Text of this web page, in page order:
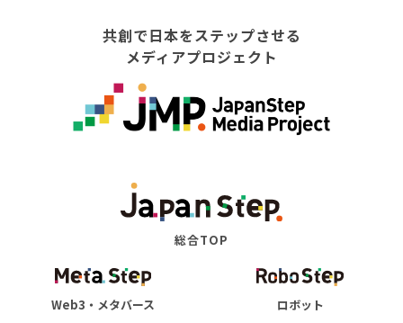
共創で日本をステップさせる
メディアプロジェクト
総合TOP
Web3・メタバース ロボット